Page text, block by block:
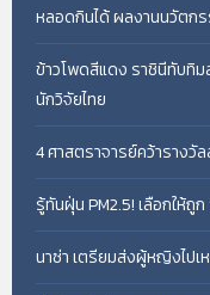
หลอดกินได้ ผลงานนวัตก
ข้าวโพดสีแดง ราชินีทับทิ
นักวิจัยไทย
4 ศาสตราจารย์คว้ารางวั
รู้ทันฝุ่น PM2.5! เลือกให้ถู
นาซ่า เตรียมส่งผู้หญิงไป